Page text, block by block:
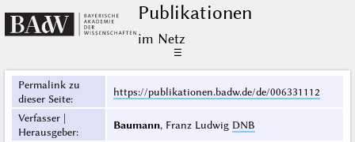
Publikationen
im Netz
☰
Permalink zu
dieser Seite:
https://publikationen.badw.de/de/006331112
Verfasser |
Herausgeber:
Baumann, Franz Ludwig DNB